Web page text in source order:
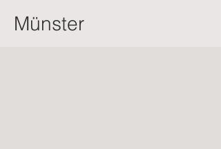
Münster